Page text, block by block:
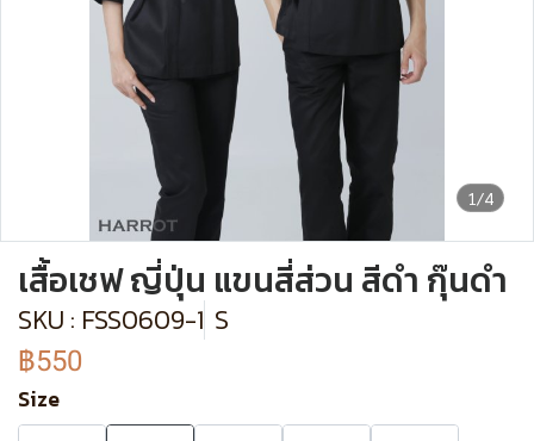
1/4
เสื้อเชฟ ญี่ปุ่น แขนสี่ส่วน สีดำ กุ๊นดำ
SKU : FSS0609-1 S
฿550
Size